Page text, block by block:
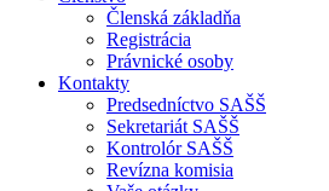
Členská základňa
Registrácia
Právnické osoby
Kontakty
Predsedníctvo SAŠŠ
Sekretariát SAŠŠ
Kontrolór SAŠŠ
Revízna komisia